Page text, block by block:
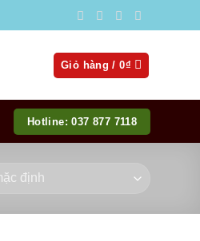
Giỏ hàng /0₫
Hotline: 037 877 7118